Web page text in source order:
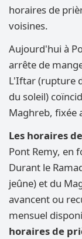
horaires de
voisines.
Aujourd'hui à
arrête de
L'Iftar (rupture
du soleil)
Maghreb, fixée
Les horaires
Pont Remy, en
Durant le
jeûne) et du
avancent ou
mensuel
horaires de